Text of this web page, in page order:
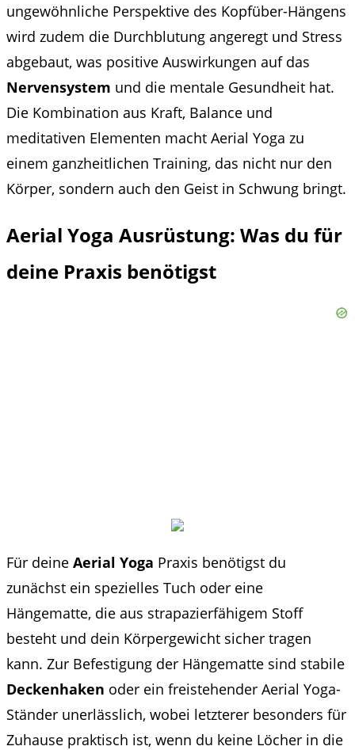
ungewöhnliche Perspektive des Kopfüber-Hängens
wird zudem die Durchblutung angeregt und Stress
abgebaut, was positive Auswirkungen auf das
Nervensystem und die mentale Gesundheit hat.
Die Kombination aus Kraft, Balance und
meditativen Elementen macht Aerial Yoga zu
einem ganzheitlichen Training, das nicht nur den
Körper, sondern auch den Geist in Schwung bringt.
Aerial Yoga Ausrüstung: Was du für
deine Praxis benötigst
Für deine Aerial Yoga Praxis benötigst du
zunächst ein spezielles Tuch oder eine
Hängematte, die aus strapazierfähigem Stoff
besteht und dein Körpergewicht sicher tragen
kann. Zur Befestigung der Hängematte sind stabile
Deckenhaken oder ein freistehender Aerial Yoga-
Ständer unerlässlich, wobei letzterer besonders für
Zuhause praktisch ist, wenn du keine Löcher in die